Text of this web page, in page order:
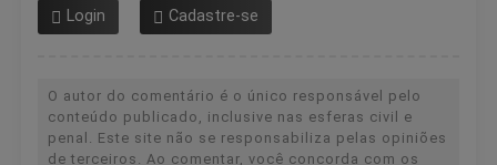
Login Cadastre-se
O autor do comentário é o único responsável pelo
conteúdo publicado, inclusive nas esferas civil e
penal. Este site não se responsabiliza pelas opiniões
de terceiros. Ao comentar, você concorda com os